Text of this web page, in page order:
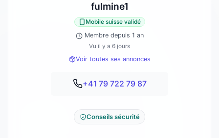
fulmine1
Mobile suisse validé
Membre depuis 1 an
Vu il y a 6 jours
Voir toutes ses annonces
+41 79 722 79 87
Conseils sécurité